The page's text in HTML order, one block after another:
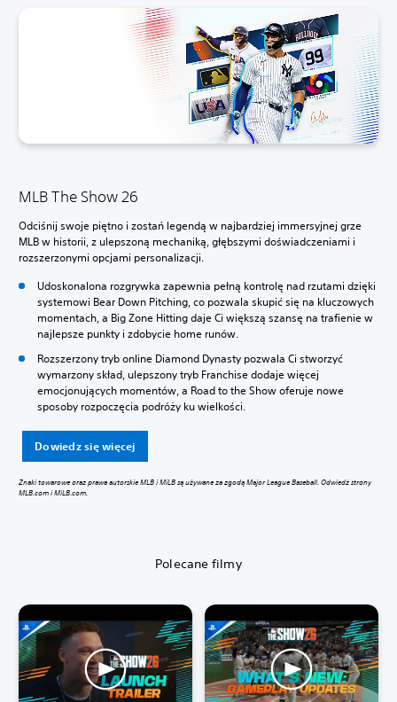
MLB The Show 26
Odciśnij swoje piętno i zostań legendą w najbardziej immersyjnej grze
MLB w historii, z ulepszoną mechaniką, głębszymi doświadczeniami i
rozszerzonymi opcjami personalizacji.
Udoskonalona rozgrywka zapewnia pełną kontrolę nad rzutami dzięki
systemowi Bear Down Pitching, co pozwala skupić się na kluczowych
momentach, a Big Zone Hitting daje Ci większą szansę na trafienie w
najlepsze punkty i zdobycie home runów.
Rozszerzony tryb online Diamond Dynasty pozwala Ci stworzyć
wymarzony skład, ulepszony tryb Franchise dodaje więcej
emocjonujących momentów, a Road to the Show oferuje nowe
sposoby rozpoczęcia podróży ku wielkości.
Dowiedz się więcej
Znaki towarowe oraz prawa autorskie MLB i MiLB są używane za zgodą Major League Baseball. Odwiedź strony
MLB.com i MiLB.com.
Polecane filmy